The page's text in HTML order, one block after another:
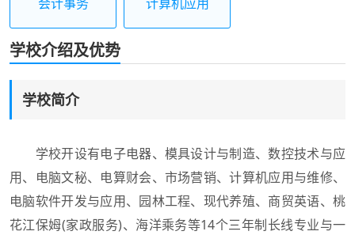
学校介绍及优势
学校简介
学校开设有电子电器、模具设计与制造、数控技术与应
用、电脑文秘、电算财会、市场营销、计算机应用与维修、
电脑软件开发与应用、园林工程、现代养殖、商贸英语、桃
花江保姆(家政服务)、海洋乘务等14个三年制长线专业与一